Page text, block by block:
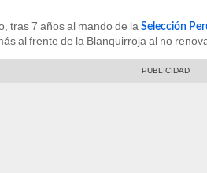
tras 7 años al mando de la Selección
al frente de la Blanquirroja al no